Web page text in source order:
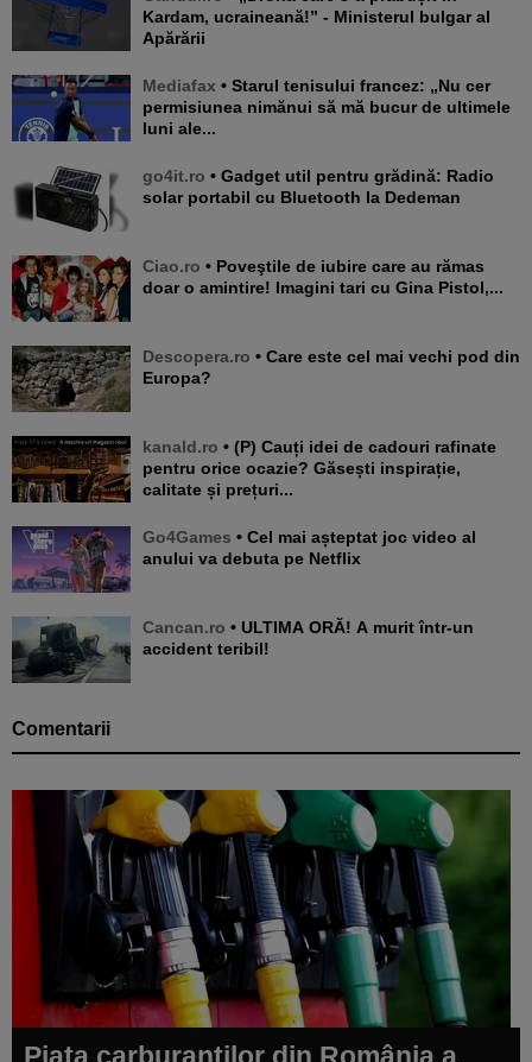
Kardam, ucraineană!” - Ministerul bulgar al
Apărării
Mediafax • Starul tenisului francez: „Nu cer
permisiunea nimănui să mă bucur de ultimele
luni ale...
go4it.ro • Gadget util pentru grădină: Radio
solar portabil cu Bluetooth la Dedeman
Ciao.ro • Poveştile de iubire care au rămas
doar o amintire! Imagini tari cu Gina Pistol,...
Descopera.ro • Care este cel mai vechi pod din
Europa?
kanald.ro • (P) Cauți idei de cadouri rafinate
pentru orice ocazie? Găsești inspirație,
calitate și prețuri...
Go4Games • Cel mai așteptat joc video al
anului va debuta pe Netflix
Cancan.ro • ULTIMA ORĂ! A murit într-un
accident teribil!
Comentarii
Piața carburanților din România a